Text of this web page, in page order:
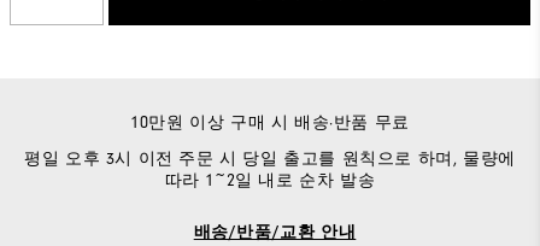
10만원 이상 구매 시 배송·반품 무료
평일 오후 3시 이전 주문 시 당일 출고를 원칙으로 하며, 물량에
따라 1~2일 내로 순차 발송
배송/반품/교환 안내